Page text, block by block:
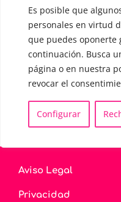
Es posible que
personales en virtud
que puedes oponerte
continuación. Busca
página o en nuestra
revocar el
Configurar
CONTACTO Y
✅Pide tu CITA
WhatsApp :+34 625
Email :
Aviso Legal
Privacidad